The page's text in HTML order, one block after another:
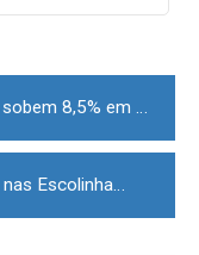
Empresas em 'lay-off' tradicional sobem 8,5% em novembro para 254
Município da Covilhã celebrou “Natal nas Escolinhas”